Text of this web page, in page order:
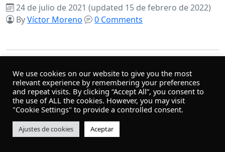
24 de julio de 2021 (updated 15 de febrero de 2022)
ByVíctor Moreno 0 Comments
© 2026
b5sttheme for WordPress
We use cookies on our website to give you the most
relevant experience by remembering your preferences
and repeat visits. By clicking “Accept All”, you consent to
the use of ALL the cookies. However, you may visit
"Cookie Settings" to provide a controlled consent.
Ajustes de cookies Aceptar